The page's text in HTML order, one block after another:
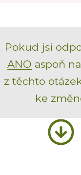
Pokud jsi
ANO aspoň
z těchto
ke